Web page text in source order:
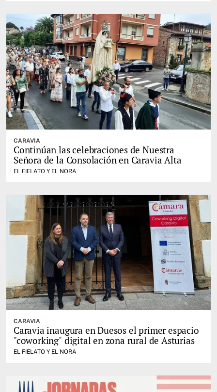
CARAVIA
Continúan las celebraciones de Nuestra
Señora de la Consolación en Caravia Alta
EL FIELATO Y EL NORA
CARAVIA
Caravia inaugura en Duesos el primer espacio
"coworking" digital en zona rural de Asturias
EL FIELATO Y EL NORA